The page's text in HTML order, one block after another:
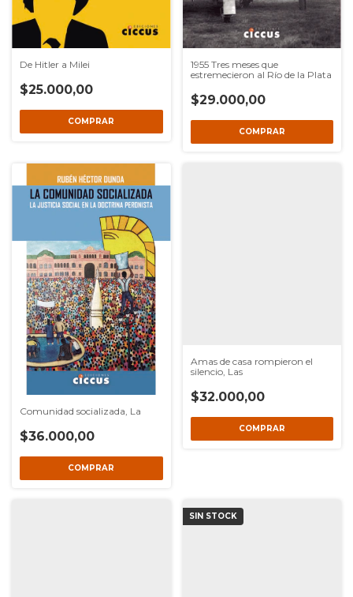
De Hitler a Milei
$25.000,00
1955 Tres meses que
estremecieron al Río de la Plata
$29.000,00
Comunidad socializada, La
$36.000,00
Amas de casa rompieron el
silencio, Las
$32.000,00
SIN STOCK